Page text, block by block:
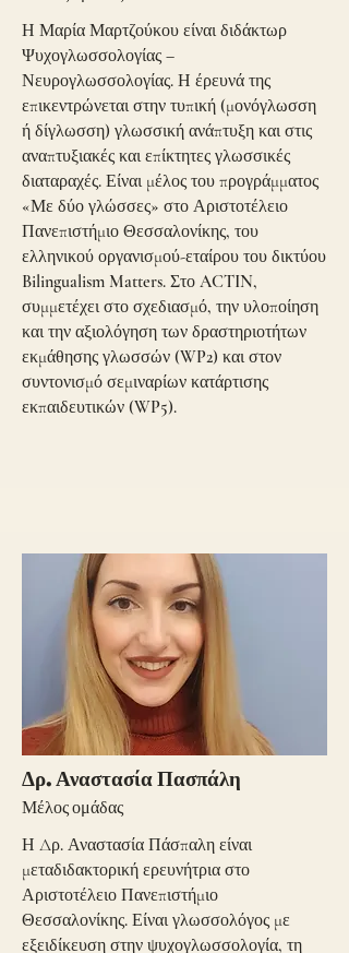
Η Μαρία Μαρτζούκου είναι διδάκτωρ
Ψυχογλωσσολογίας –
Νευρογλωσσολογίας. Η έρευνά της
επικεντρώνεται στην τυπική (μονόγλωσση
ή δίγλωσση) γλωσσική ανάπτυξη και στις
αναπτυξιακές και επίκτητες γλωσσικές
διαταραχές. Είναι μέλος του προγράμματος
«Με δύο γλώσσες» στο Αριστοτέλειο
Πανεπιστήμιο Θεσσαλονίκης, του
ελληνικού οργανισμού-εταίρου του δικτύου
Bilingualism Matters. Στο ACTIN,
συμμετέχει στο σχεδιασμό, την υλοποίηση
και την αξιολόγηση των δραστηριοτήτων
εκμάθησης γλωσσών (WP2) και στον
συντονισμό σεμιναρίων κατάρτισης
εκπαιδευτικών (WP5).
Δρ. Αναστασία Πασπάλη
Μέλος ομάδας
Η Δρ. Αναστασία Πάσπαλη είναι
μεταδιδακτορική ερευνήτρια στο
Αριστοτέλειο Πανεπιστήμιο
Θεσσαλονίκης. Είναι γλωσσολόγος με
εξειδίκευση στην ψυχογλωσσολογία, τη